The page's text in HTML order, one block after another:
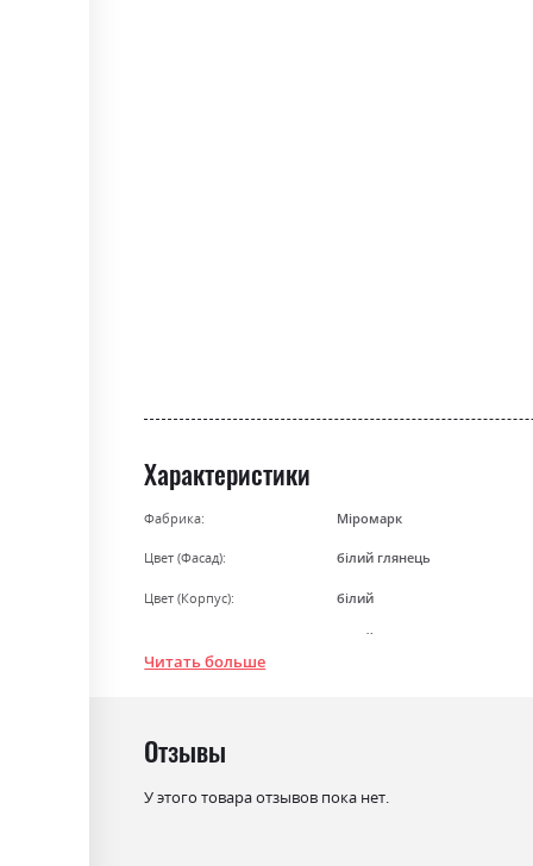
Характеристики
Фабрика: Міромарк
Цвет (Фасад): білий глянець
Цвет (Корпус): білий
білий глянець
Ниша для белья
Спальное место 180х200
Читать больше
Отзывы
У этого товара отзывов пока нет.